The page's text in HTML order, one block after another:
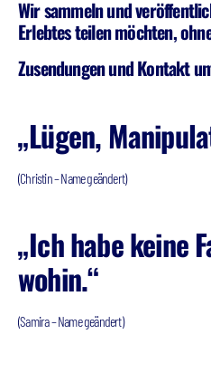
Wir sammeln und
Erlebtes teilen möchten,
Zusendungen und Kontakt
„Lügen,
(Christin – Name geändert)
„Ich habe keine
wohin.“
(Samira – Name geändert)